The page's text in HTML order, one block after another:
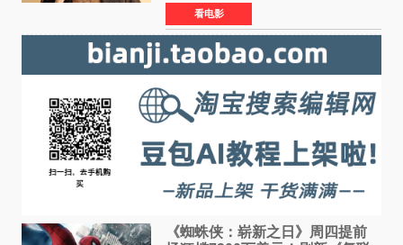
年暑期档大热恐怖片《痴迷》女主角印达·纳瓦雷
特也有望加盟这部备受瞩目的漫威新作——目前
还处于有
看电影
《蜘蛛侠：崭新之日》周四提前